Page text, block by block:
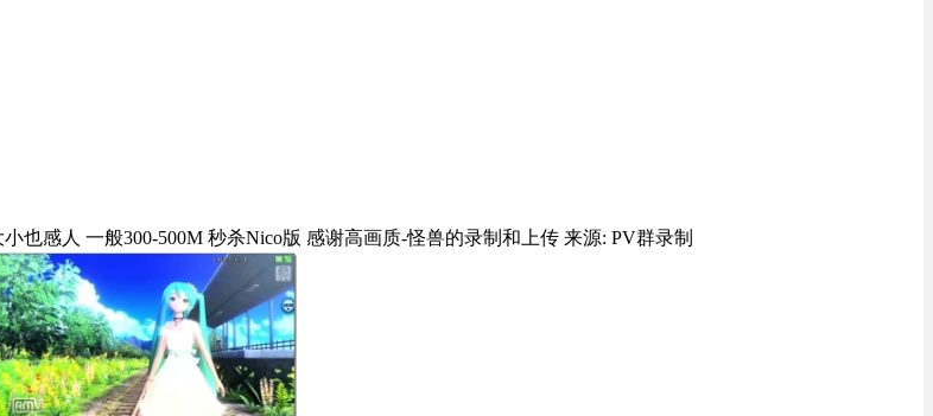
感人 一般300-500M 秒杀Nico版 感谢高画质-怪兽的录制和上传 来源: PV群录制